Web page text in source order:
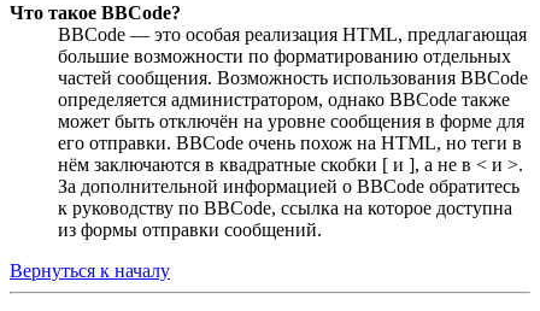
Что такое BBCode?
BBCode — это особая реализация HTML, предлагающая
большие возможности по форматированию отдельных
частей сообщения. Возможность использования BBCode
определяется администратором, однако BBCode также
может быть отключён на уровне сообщения в форме для
его отправки. BBCode очень похож на HTML, но теги в
нём заключаются в квадратные скобки [ и ], а не в < и >.
За дополнительной информацией о BBCode обратитесь
к руководству по BBCode, ссылка на которое доступна
из формы отправки сообщений.
Вернуться к началу